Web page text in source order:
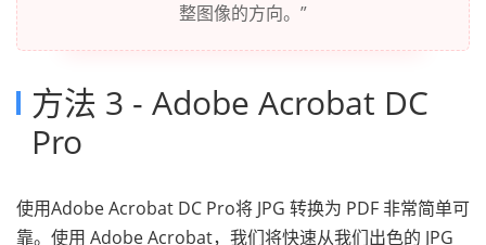
整图像的方向。”
方法 3 - Adobe Acrobat DC
Pro
使用Adobe Acrobat DC Pro将 JPG 转换为 PDF 非常简单可
靠。使用 Adobe Acrobat，我们将快速从我们出色的 JPG